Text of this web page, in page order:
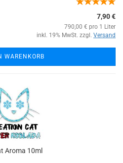
7,90 €
790,00 € pro 1 Liter
inkl. 19% MwSt. zzgl. Versand
WARENKORB
Aroma 10ml